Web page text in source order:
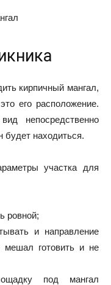
кирпичный мангал,
его расположение.
непосредственно
будет находиться.
участка для
ровной;
и направление
готовить и не
под мангал